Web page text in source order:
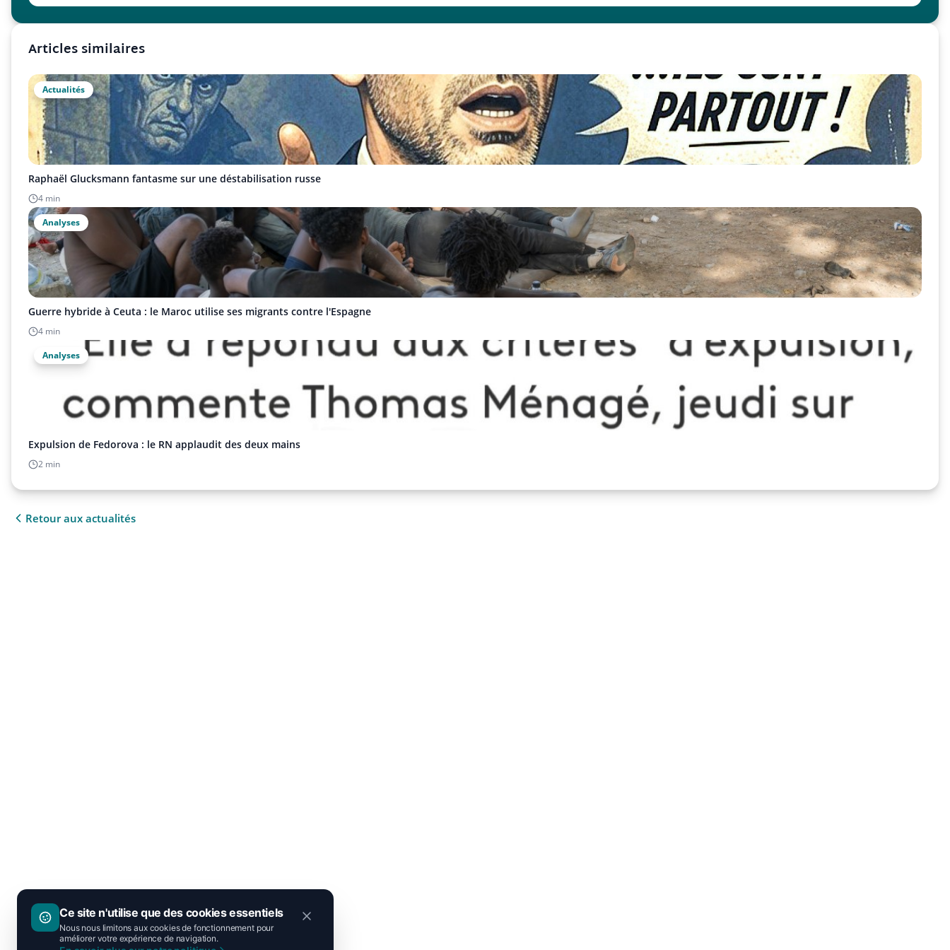
Articles similaires
Actualités
Raphaël Glucksmann fantasme sur une déstabilisation russe
4 min
Analyses
Guerre hybride à Ceuta : le Maroc utilise ses migrants contre l'Espagne
4 min
Analyses
Expulsion de Fedorova : le RN applaudit des deux mains
2 min
Retour aux actualités
Ce site n'utilise que des cookies essentiels
Nous nous limitons aux cookies de fonctionnement pour
améliorer votre expérience de navigation.